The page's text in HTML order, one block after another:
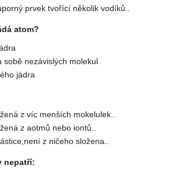
prvek tvořící několik vodíků..
atom?
sobě nezávislých molekul
jádra
z víc menších mokelulek..
z aotmů nebo iontů..
z ničeho složena..
nepatří: